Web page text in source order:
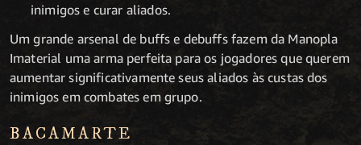
inimigos e curar aliados.
Um grande arsenal de buffs e debuffs fazem da Manopla
Imaterial uma arma perfeita para os jogadores que querem
aumentar significativamente seus aliados às custas dos
inimigos em combates em grupo.
BACAMARTE